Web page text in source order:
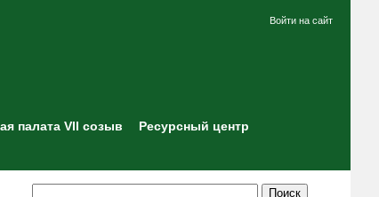
Войти на сайт
палата VII созыв
Ресурсный центр